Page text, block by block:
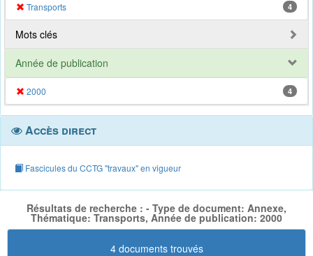
Transports 4
Mots clés
Année de publication
2000 4
Accès direct
Fascicules du CCTG "travaux" en vigueur
Résultats de recherche : - Type de document: Annexe,
Thématique: Transports, Année de publication: 2000
4 documents trouvés